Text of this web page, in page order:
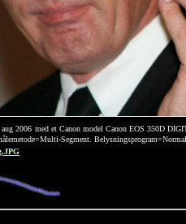
2006 med et Canon model Canon EOS 350D
Segment.